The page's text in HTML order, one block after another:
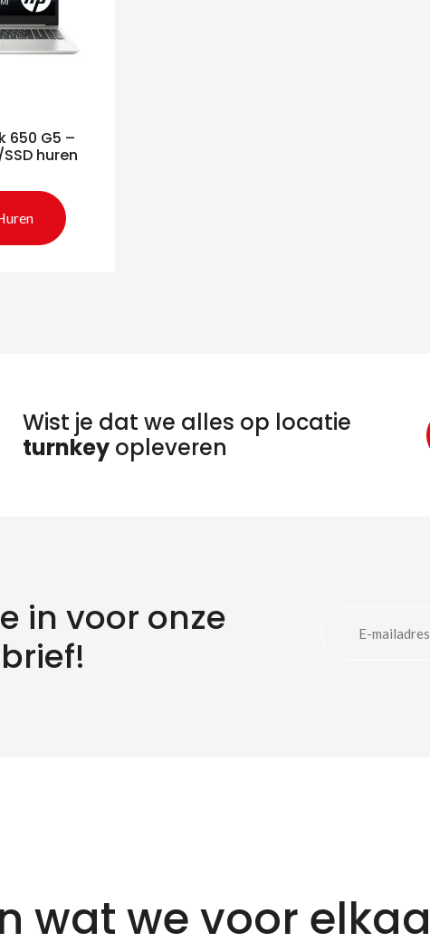
650 G5 –
huren
Wist je dat we alles op locatie
turnkey opleveren
in voor onze
wat we voor